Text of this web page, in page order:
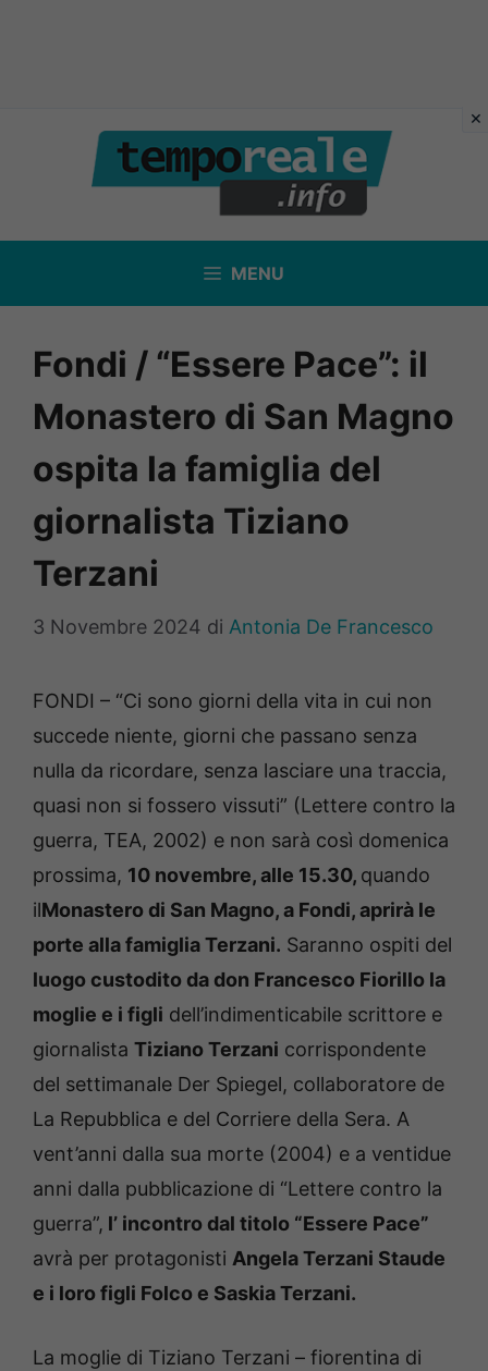
contenuto
MENU
Fondi / “Essere Pace”: il
Monastero di San Magno
ospita la famiglia del
giornalista Tiziano
Terzani
3 Novembre 2024 di Antonia De Francesco
FONDI – “Ci sono giorni della vita in cui non
succede niente, giorni che passano senza
nulla da ricordare, senza lasciare una traccia,
quasi non si fossero vissuti” (Lettere contro la
guerra, TEA, 2002) e non sarà così domenica
prossima, 10 novembre, alle 15.30, quando
ilMonastero di San Magno, a Fondi, aprirà le
porte alla famiglia Terzani. Saranno ospiti del
luogo custodito da don Francesco Fiorillo la
moglie e i figli dell’indimenticabile scrittore e
giornalista Tiziano Terzani corrispondente
del settimanale Der Spiegel, collaboratore de
La Repubblica e del Corriere della Sera. A
vent’anni dalla sua morte (2004) e a ventidue
anni dalla pubblicazione di “Lettere contro la
guerra”, l’ incontro dal titolo “Essere Pace”
avrà per protagonisti Angela Terzani Staude
e i loro figli Folco e Saskia Terzani.
La moglie di Tiziano Terzani – fiorentina di